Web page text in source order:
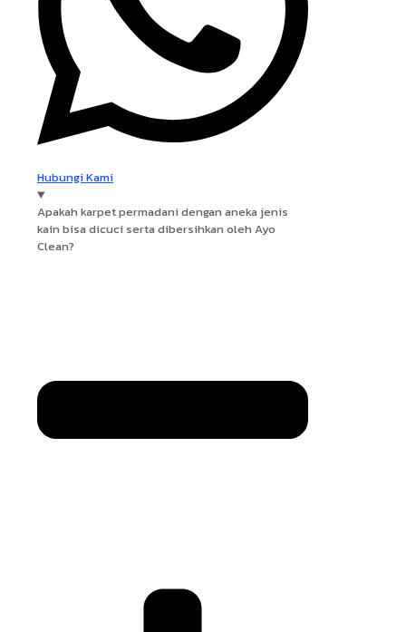
Hubungi Kami
Apakah karpet permadani dengan aneka jenis
kain bisa dicuci serta dibersihkan oleh Ayo
Clean?